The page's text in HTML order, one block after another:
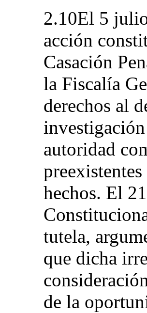
2.10El 5
acción
Casación
la Fiscalía
derechos al
autoridad
hechos. El
tutela,
que dicha
de la